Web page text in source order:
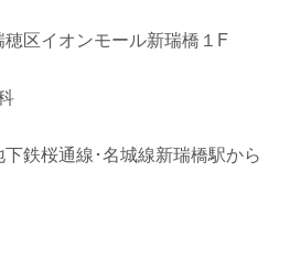
区イオンモール新瑞橋１F
鉄桜通線･名城線新瑞橋駅から